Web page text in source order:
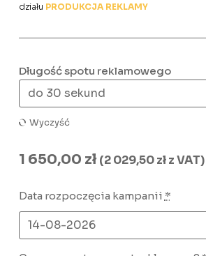
działu PRODUKCJA REKLAMY
Długość spotu reklamowego
Wyczyść
1 650,00 zł (2 029,50złz VAT)
Data rozpoczęcia kampanii *